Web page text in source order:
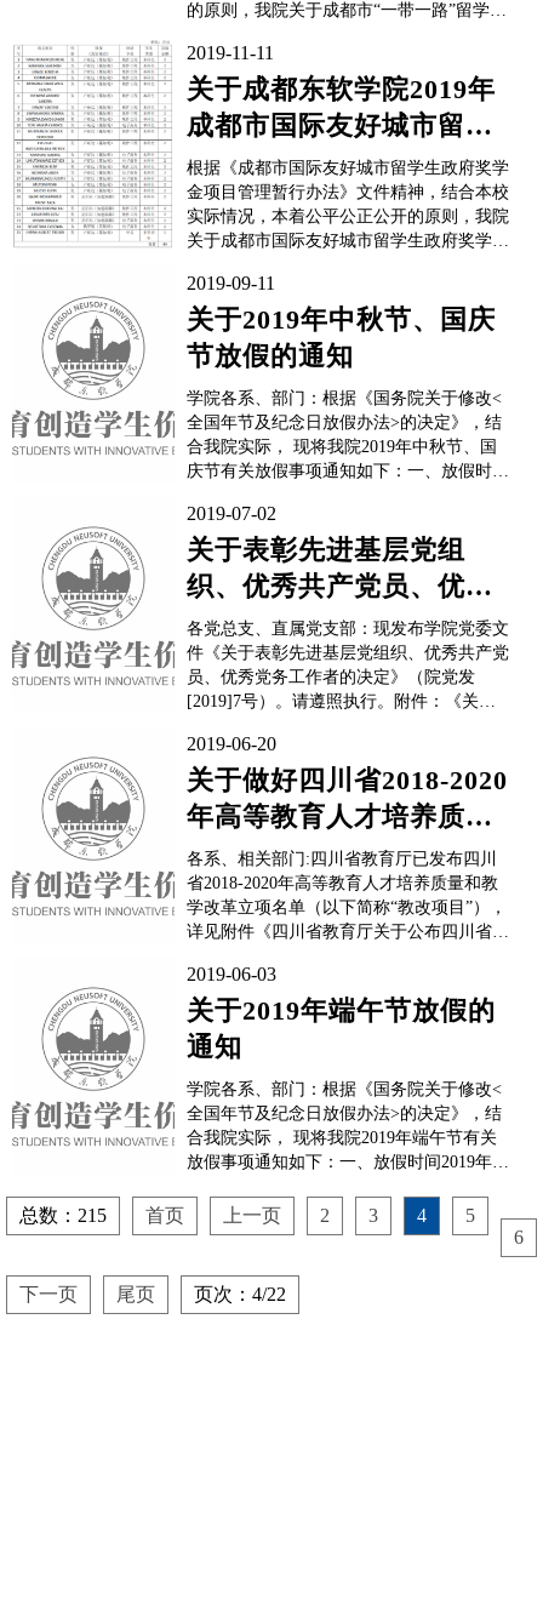
的原则，我院关于成都市“一带一路”留学生
公示如下，成都东软学院2019年成都市“一
带一路”留学生政府奖学金获奖名单：如有
不同意见，请在公示时间内，向成都东软学
院国...
2019-11-11
关于成都东软学院2019年
成都市国际友好城市留学
生政府奖学金获奖名单公
示
根据《成都市国际友好城市留学生政府奖学
金项目管理暂行办法》文件精神，结合本校
实际情况，本着公平公正公开的原则，我院
关于成都市国际友好城市留学生政府奖学金
成都东软学院2019年成都市国际友好城市留
学生政府奖学金获奖名单：如有不同意见，
请在公示时间内，向成都东软学院国际合作
部反映。公...
2019-09-11
关于2019年中秋节、国庆
节放假的通知
学院各系、部门：根据《国务院关于修改<
全国年节及纪念日放假办法>的决定》，结
合我院实际， 现将我院2019年中秋节、国
庆节有关放假事项通知如下：一、放假时间
放假，与周末连休，9月16日（星期一）上
班；国庆节10月1日至7日放假调休，共7
天，9月29日（星期日）、10月12日（...
2019-07-02
关于表彰先进基层党组
织、优秀共产党员、优秀
党务工作者的决定
各党总支、直属党支部：现发布学院党委文
件《关于表彰先进基层党组织、优秀共产党
员、优秀党务工作者的决定》（院党发
[2019]7号）。请遵照执行。附件：《关于
党务工作者的决定 》中共成都东软学院委
员会2019年7月1日
2019-06-20
关于做好四川省2018-2020
年高等教育人才培养质量
和教学改革项目建设工
作...
各系、相关部门:四川省教育厅已发布四川
省2018-2020年高等教育人才培养质量和教
学改革立项名单（以下简称“教改项目”），
详见附件《四川省教育厅关于公布四川省
改革立项名单的通知》（川教函〔2019〕
270号，以下简称《通知》），我院共有9个
项目获批立项（其中5个为“互联...
2019-06-03
关于2019年端午节放假的
通知
学院各系、部门：根据《国务院关于修改<
全国年节及纪念日放假办法>的决定》，结
合我院实际， 现将我院2019年端午节有关
放假事项通知如下：一、放假时间2019年6
二、请各单位根据教学和工作情况做好各项
安排。放假期间，各单位要认真做好防火防
盗，安全保卫等各项工作，相关部门要做好
值班安排，...
总数：215 首页 上一页 2 3 4
5
6
下一页 尾页 页次：4/22